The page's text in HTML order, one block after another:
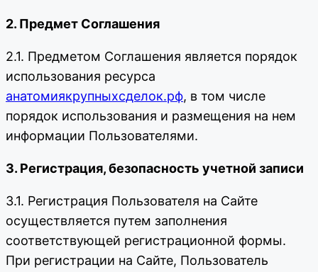
2. Предмет Соглашения
2.1. Предметом Соглашения является порядок
использования ресурса
анатомиякрупныхсделок.рф, в том числе
порядок использования и размещения на нем
информации Пользователями.
3. Регистрация, безопасность учетной записи
3.1. Регистрация Пользователя на Сайте
осуществляется путем заполнения
соответствующей регистрационной формы.
При регистрации на Сайте, Пользователь